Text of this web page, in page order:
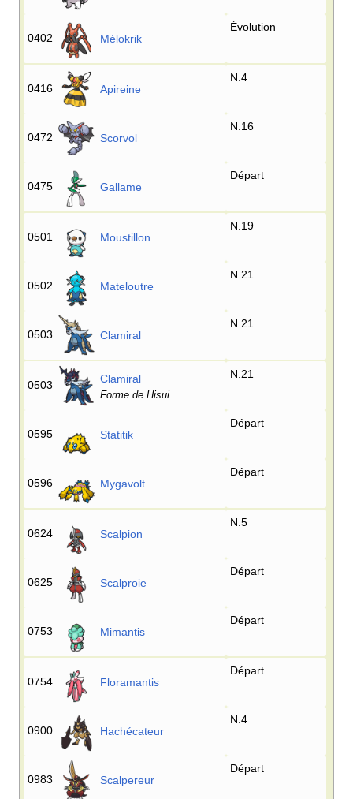
0402 Mélokrik
Évolution
0416 Apireine
N.4
0472 Scorvol
N.16
0475 Gallame
Départ
0501 Moustillon
N.19
0502 Mateloutre
N.21
0503 Clamiral
N.21
0503 Clamiral
Forme de Hisui
N.21
0595 Statitik
Départ
0596 Mygavolt
Départ
0624 Scalpion
N.5
0625 Scalproie
Départ
0753 Mimantis
Départ
0754 Floramantis
Départ
0900 Hachécateur
N.4
0983 Scalpereur
Départ